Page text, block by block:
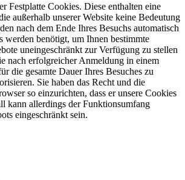
Festplatte Cookies. Diese enthalten eine
außerhalb unserer Website keine Bedeutung
nach dem Ende Ihres Besuchs automatisch
werden benötigt, um Ihnen bestimmte
uneingeschränkt zur Verfügung zu stellen
nach erfolgreicher Anmeldung in einem
die gesamte Dauer Ihres Besuches zu
Sie haben das Recht und die
so einzurichten, dass er unsere Cookies
kann allerdings der Funktionsumfang
eingeschränkt sein.